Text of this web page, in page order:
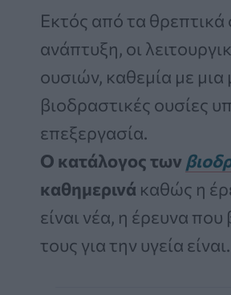
Εκτός από τα θρεπτικά
ανάπτυξη, οι
ουσιών, καθεμία με μια
βιοδραστικές ουσίες
επεξεργασία.
Ο κατάλογος των
καθημερινά καθώς η
είναι νέα, η έρευνα
τους για την υγεία είναι.